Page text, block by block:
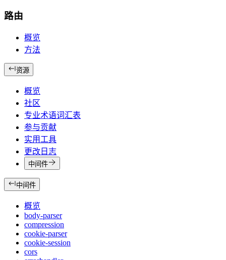
路由
概览
方法
资源
概览
社区
专业术语词汇表
参与贡献
实用工具
更改日志
中间件
中间件
概览
body-parser
compression
cookie-parser
cookie-session
cors